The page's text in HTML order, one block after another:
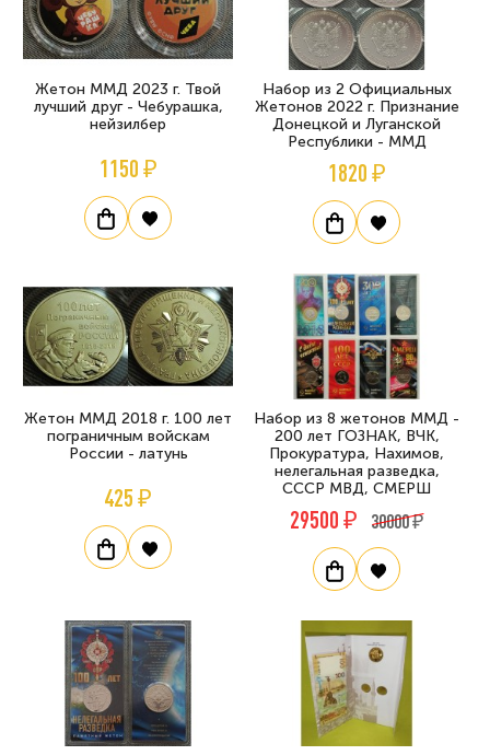
Жетон ММД 2023 г. Твой
лучший друг - Чебурашка,
нейзилбер
1150 ₽
Набор из 2 Официальных
Жетонов 2022 г. Признание
Донецкой и Луганской
Республики - ММД
1820 ₽
Жетон ММД 2018 г. 100 лет
пограничным войскам
России - латунь
425 ₽
Набор из 8 жетонов ММД -
200 лет ГОЗНАК, ВЧК,
Прокуратура, Нахимов,
нелегальная разведка,
СССР МВД, СМЕРШ
29500 ₽ 30000 ₽